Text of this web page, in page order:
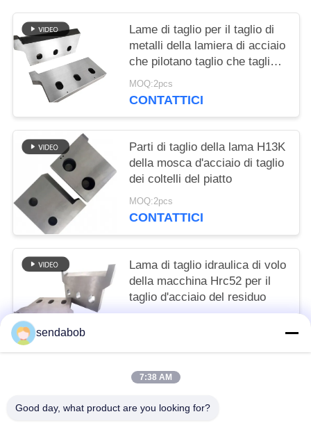
Lame di taglio per il taglio di
metalli della lamiera di acciaio
che pilotano taglio che taglia
per i tondi per cemento
armato
MOQ:2pcs
CONTATTICI
Parti di taglio della lama H13K
della mosca d'acciaio di taglio
dei coltelli del piatto
MOQ:2pcs
CONTATTICI
Lama di taglio idraulica di volo
della macchina Hrc52 per il
taglio d'acciaio del residuo
sendabob
7:38 AM
Good day, what product are you looking for?